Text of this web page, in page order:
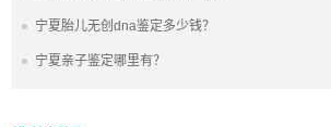
宁夏胎儿无创dna鉴定多少钱？
宁夏亲子鉴定哪里有？